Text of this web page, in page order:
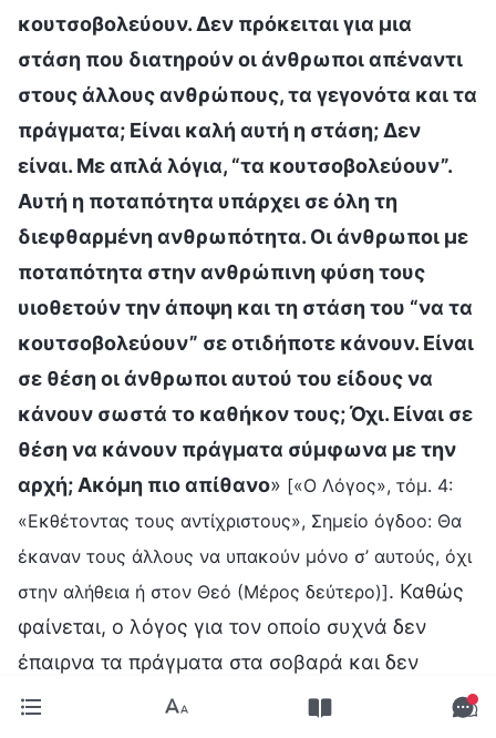
κουτσοβολεύουν. Δεν πρόκειται για μια
στάση που διατηρούν οι άνθρωποι απέναντι
στους άλλους ανθρώπους, τα γεγονότα και τα
πράγματα; Είναι καλή αυτή η στάση; Δεν
είναι. Με απλά λόγια, “τα κουτσοβολεύουν”.
Αυτή η ποταπότητα υπάρχει σε όλη τη
διεφθαρμένη ανθρωπότητα. Οι άνθρωποι με
ποταπότητα στην ανθρώπινη φύση τους
υιοθετούν την άποψη και τη στάση του “να τα
κουτσοβολεύουν” σε οτιδήποτε κάνουν. Είναι
σε θέση οι άνθρωποι αυτού του είδους να
κάνουν σωστά το καθήκον τους; Όχι. Είναι σε
θέση να κάνουν πράγματα σύμφωνα με την
αρχή; Ακόμη πιο απίθανο» [«Ο Λόγος», τόμ. 4:
«Εκθέτοντας τους αντίχριστους», Σημείο όγδοο: Θα
έκαναν τους άλλους να υπακούν μόνο σ’ αυτούς, όχι
στην αλήθεια ή στον Θεό (Μέρος δεύτερο)]. Καθώς
φαίνεται, ο λόγος για τον οποίο συχνά δεν
έπαιρνα τα πράγματα στα σοβαρά και δεν
ακολουθούσα αρχές στο καθήκον μου, και για